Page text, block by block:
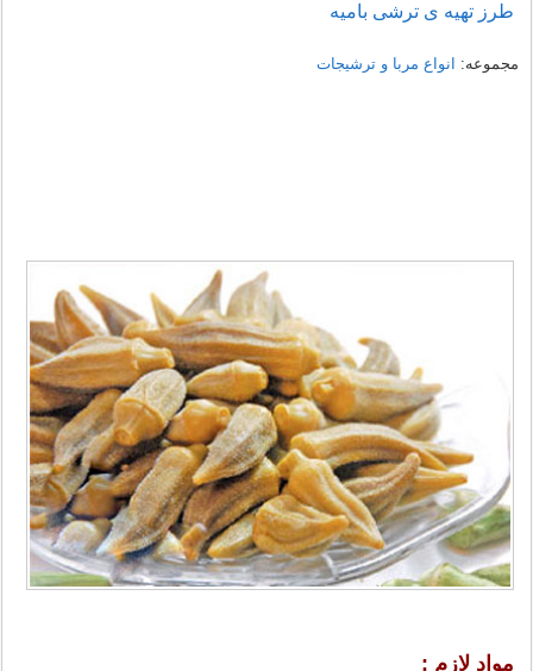
طرز تهیه ی ترشی باميه
مجموعه: انواع مربا و ترشیجات
مواد لازم :